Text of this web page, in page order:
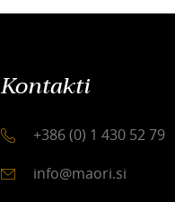
Kontakti
+386 (0) 1 430 52 79
info@maori.si